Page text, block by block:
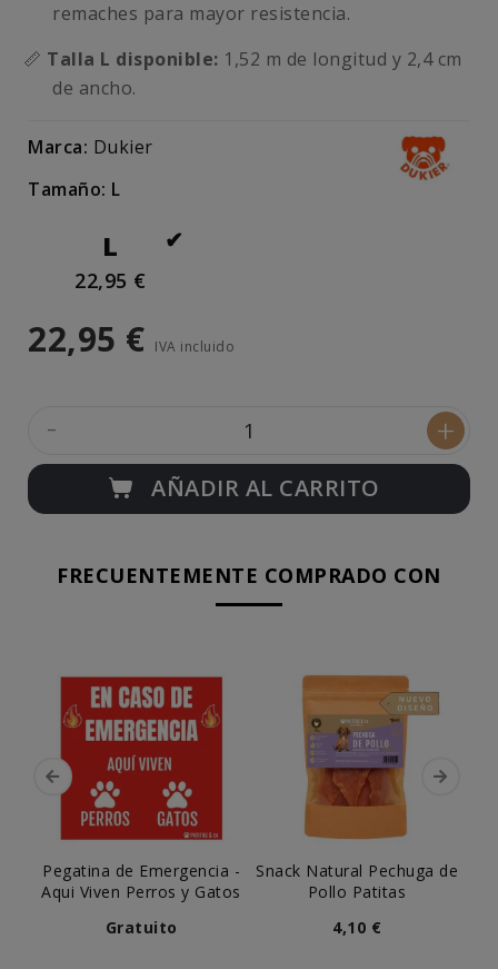
remaches para mayor resistencia.
📏 Talla L disponible: 1,52 m de longitud y 2,4 cm
de ancho.
Marca: Dukier
Tamaño: L
L
22,95 €
22,95 € IVA incluido
- +
AÑADIR AL CARRITO
FRECUENTEMENTE COMPRADO CON
Pegatina de Emergencia -
Aqui Viven Perros y Gatos
Gratuito
Snack Natural Pechuga de
Pollo Patitas
4,10 €